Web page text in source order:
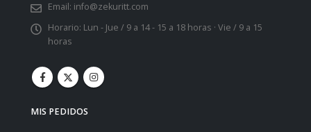
Email: info@zekuritt.com
Horario: Lun - Jue / 9 a 14 - 15 a 18 horas · Vie / 9 a 15
horas
MIS PEDIDOS